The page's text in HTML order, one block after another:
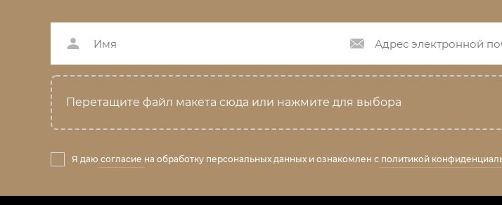
Перетащите файл макета сюда или нажмите для выбора
Я даю согласие на обработку персональных данных и ознакомлен с политикой